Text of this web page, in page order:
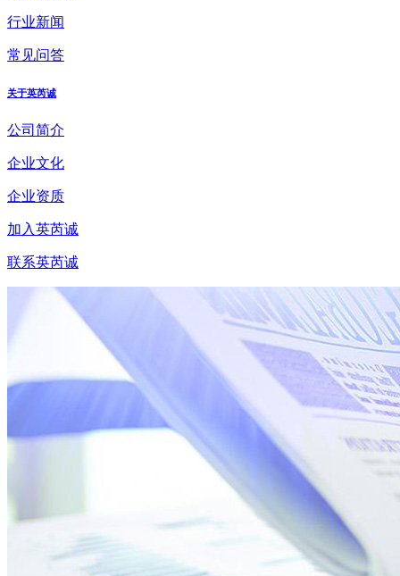
行业新闻
常见问答
关于英芮诚
公司简介
企业文化
企业资质
加入英芮诚
联系英芮诚